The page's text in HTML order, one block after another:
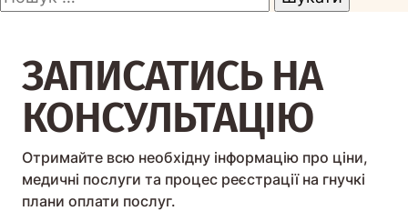
ЗАПИСАТИСЬ НА
КОНСУЛЬТАЦІЮ
Отримайте всю необхідну інформацію про ціни,
медичні послуги та процес реєстрації на гнучкі
плани оплати послуг.